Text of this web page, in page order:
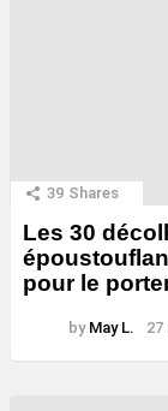
39 Shares
Les 30
pour le
by May L. 27